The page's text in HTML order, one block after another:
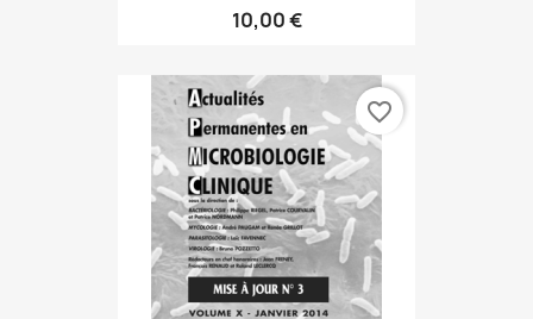
10,00 €
favorite_border